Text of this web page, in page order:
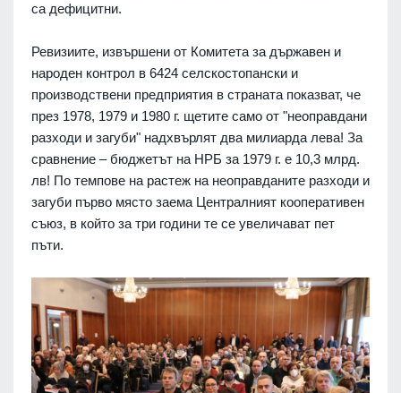
са дефицитни.
Ревизиите, извършени от Комитета за държавен и
народен контрол в 6424 селскостопански и
производствени предприятия в страната показват, че
през 1978, 1979 и 1980 г. щетите само от "неоправдани
разходи и загуби" надхвърлят два милиарда лева! За
сравнение – бюджетът на НРБ за 1979 г. е 10,3 млрд.
лв! По темпове на растеж на неоправданите разходи и
загуби първо място заема Централният кооперативен
съюз, в който за три години те се увеличават пет
пъти.